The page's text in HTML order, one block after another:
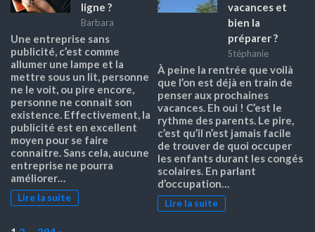
ligne ?
Barbara
Une entreprise sans
publicité, c’est comme
allumer une lampe et la
mettre sous un lit, personne
ne le voit, ou pire encore,
personne ne connait son
existence. Effectivement, la
publicité est en excellent
moyen pour se faire
connaitre. Sans cela, aucune
entreprise ne pourra
améliorer…
Lire la suite
vacances et
bien la
préparer ?
Stéphanie
À peine la rentrée que voilà
que l’on est déjà en train de
penser aux prochaines
vacances. Eh oui ! C’est le
rythme des parents. Le pire,
c’est qu’il n’est jamais facile
de trouver de quoi occuper
les enfants durant les congés
scolaires. En parlant
d’occupation…
Lire la suite